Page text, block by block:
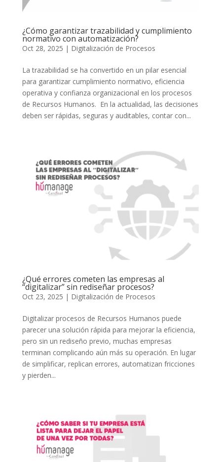
¿Cómo garantizar trazabilidad y cumplimiento
normativo con automatización?
Oct 28, 2025 | Digitalización de Procesos
La trazabilidad se ha convertido en un pilar esencial
para garantizar cumplimiento normativo, eficiencia
operativa y confianza organizacional en los procesos
de Recursos Humanos. En la actualidad, las decisiones
deben ser rápidas, seguras y auditables, contar con...
¿Qué errores cometen las empresas al
“digitalizar” sin rediseñar procesos?
Oct 23, 2025 | Digitalización de Procesos
Digitalizar procesos de Recursos Humanos puede
parecer una solución rápida para mejorar la eficiencia,
pero sin un rediseño previo, muchas empresas
terminan complicando aún más su operación. En lugar
de simplificar, replican errores, automatizan fricciones
y pierden...